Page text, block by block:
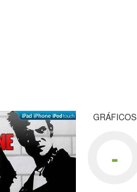
GRÁFICOS
-